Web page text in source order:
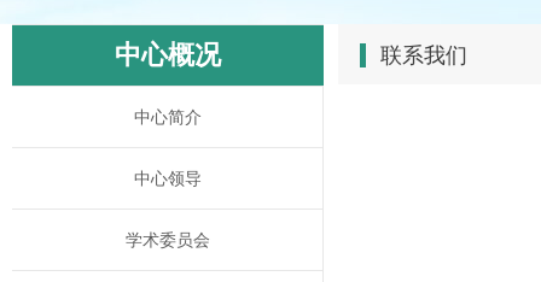
中心概况
中心简介
中心领导
学术委员会
联系我们